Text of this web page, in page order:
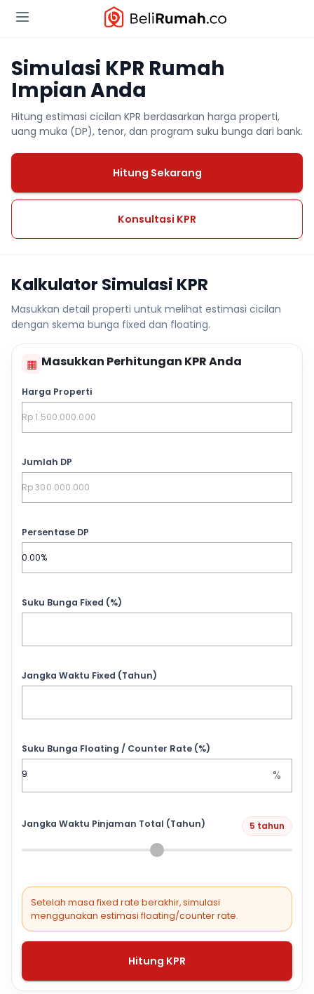
Simulasi KPR Rumah
Impian Anda
Hitung estimasi cicilan KPR berdasarkan harga properti,
uang muka (DP), tenor, dan program suku bunga dari bank.
Hitung Sekarang
Konsultasi KPR
Kalkulator Simulasi KPR
Masukkan detail properti untuk melihat estimasi cicilan
dengan skema bunga fixed dan floating.
▦ Masukkan Perhitungan KPR Anda
Harga Properti
Jumlah DP
Persentase DP
Suku Bunga Fixed (%)
Jangka Waktu Fixed (Tahun)
Suku Bunga Floating / Counter Rate (%)
%
Jangka Waktu Pinjaman Total (Tahun) 5 tahun
Setelah masa fixed rate berakhir, simulasi
menggunakan estimasi floating/counter rate.
Hitung KPR